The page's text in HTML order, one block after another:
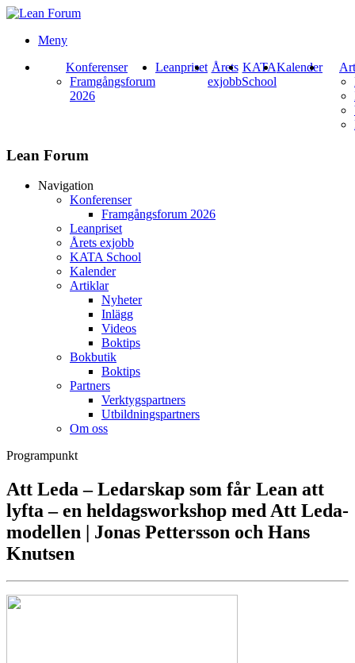
Meny
Konferenser
Framgångsforum
2026
Leanpriset Årets
exjobb
KATA
School
Kalender
Lean Forum
Navigation
Konferenser
Framgångsforum 2026
Leanpriset
Årets exjobb
KATA School
Kalender
Artiklar
Nyheter
Inlägg
Videos
Boktips
Bokbutik
Boktips
Partners
Verktygspartners
Utbildningspartners
Om oss
Programpunkt
Att Leda – Ledarskap som får Lean att
lyfta – en heldagsworkshop med Att Leda-
modellen | Jonas Pettersson och Hans
Knutsen